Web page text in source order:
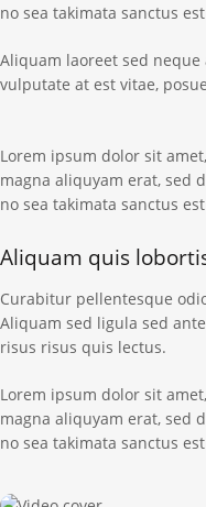
no sea takimata sanctus
Aliquam laoreet sed
vulputate at est vitae,
Lorem ipsum dolor sit
magna aliquyam erat, sed
no sea takimata sanctus
Aliquam quis
Curabitur pellentesque
Aliquam sed ligula sed
risus risus quis lectus.
Lorem ipsum dolor sit
magna aliquyam erat, sed
no sea takimata sanctus